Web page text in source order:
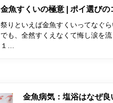
金魚すくいの極意 | ポイ選び
祭りといえば金魚すくいってなぐ
でも、全然すくえなくて悔し涙を
１…
金魚病気：塩浴はなぜ